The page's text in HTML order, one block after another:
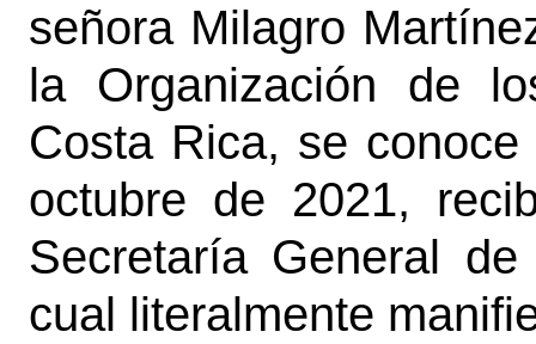
señora Milagro
la Organización de
Costa Rica, se
octubre de 2021,
Secretaría General
cual literalmente